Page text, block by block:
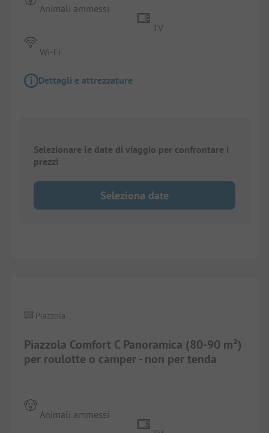
Animali ammessi
Wi-Fi
TV
Dettagli e attrezzature
Selezionare le date di viaggio per confrontare i
prezzi
Seleziona date
Piazzola Comfort C Panoramica (80-90 m²)
per roulotte o camper - non per tenda
Piazzola
Animali ammessi